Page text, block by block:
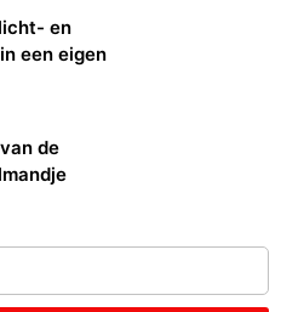
en
een eigen
de